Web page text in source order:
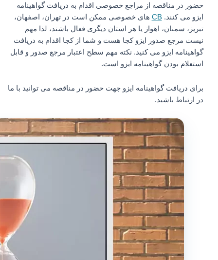
حضور در مناقصه از مراجع خصوصی اقدام به دریافت گواهینامه
ایزو می کنند.CBهای خصوصی ممکن است در تهران، اصفهان،
تبریز، سمنان، اهواز یا هر استان دیگری فعال باشند، لذا مهم
نیست مرجع صدور ایزو کجا هست و شما از کجا اقدام به دریافت
گواهینامه ایزو می کنید. نکته مهم سطح اعتبار مرجع صدور و قابل
استعلام بودن گواهینامه ایزو است.
برای دریافت گواهینامه ایزو جهت حضور در مناقصه می توانید با ما
در ارتباط باشید.